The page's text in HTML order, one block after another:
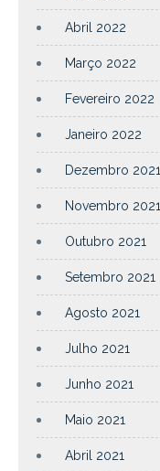
Abril 2022
Março 2022
Fevereiro 2022
Janeiro 2022
Dezembro 2021
Novembro 2021
Outubro 2021
Setembro 2021
Agosto 2021
Julho 2021
Junho 2021
Maio 2021
Abril 2021